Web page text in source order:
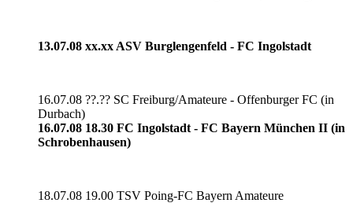
13.07.08 xx.xx ASV Burglengenfeld - FC Ingolstadt
16.07.08 ??.?? SC Freiburg/Amateure - Offenburger FC (in
Durbach)
16.07.08 18.30 FC Ingolstadt - FC Bayern München II (in
Schrobenhausen)
18.07.08 19.00 TSV Poing-FC Bayern Amateure